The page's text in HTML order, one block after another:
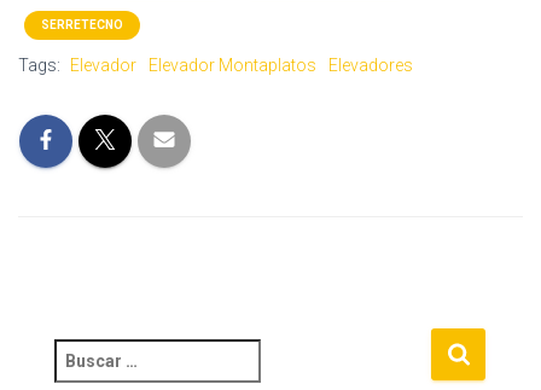
SERRETECNO
Tags: Elevador Elevador Montaplatos Elevadores
u